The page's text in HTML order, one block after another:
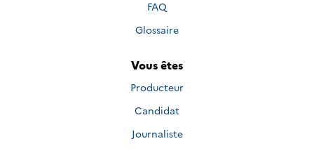
FAQ
Glossaire
Vous êtes
Producteur
Candidat
Journaliste